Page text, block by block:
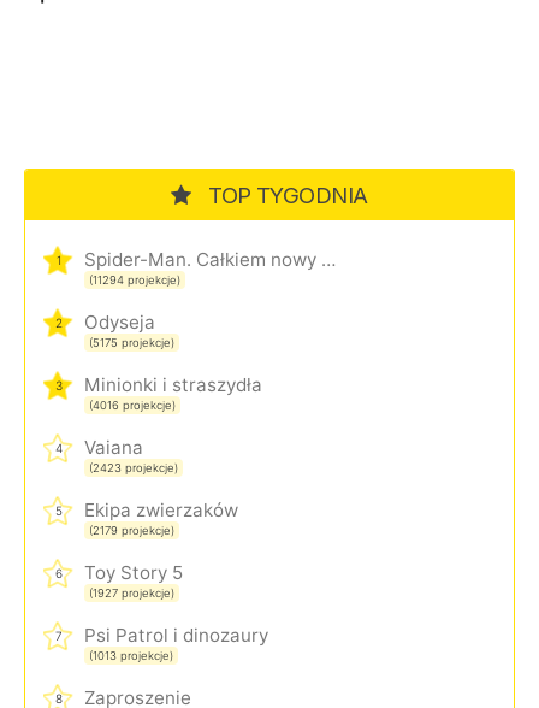
TOP TYGODNIA
1 Spider-Man. Całkiem nowy dzień
(11294 projekcje)
2 Odyseja
(5175 projekcje)
3 Minionki i straszydła
(4016 projekcje)
4 Vaiana
(2423 projekcje)
5 Ekipa zwierzaków
(2179 projekcje)
6 Toy Story 5
(1927 projekcje)
7 Psi Patrol i dinozaury
(1013 projekcje)
8 Zaproszenie